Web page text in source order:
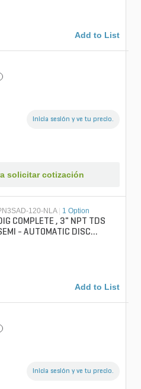
Add to List
Inicia sesión y ve tu precio.
solicitar cotización
120-NLA 1 Option
COMPLETE , 3" NPT TDS
- AUTOMATIC DISC
Add to List
Inicia sesión y ve tu precio.